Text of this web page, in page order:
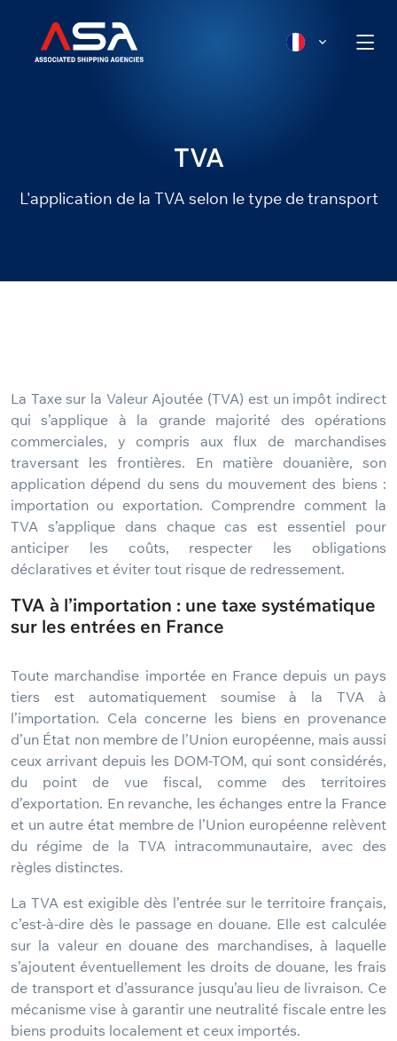
TVA
L'application de la TVA selon le type de transport
La Taxe sur la Valeur Ajoutée (TVA) est un impôt indirect
qui s’applique à la grande majorité des opérations
commerciales, y compris aux flux de marchandises
traversant les frontières. En matière douanière, son
application dépend du sens du mouvement des biens :
importation ou exportation. Comprendre comment la
TVA s’applique dans chaque cas est essentiel pour
anticiper les coûts, respecter les obligations
déclaratives et éviter tout risque de redressement.
TVA à l’importation : une taxe systématique
sur les entrées en France
Toute marchandise importée en France depuis un pays
tiers est automatiquement soumise à la TVA à
l’importation. Cela concerne les biens en provenance
d’un État non membre de l’Union européenne, mais aussi
ceux arrivant depuis les DOM-TOM, qui sont considérés,
du point de vue fiscal, comme des territoires
d’exportation. En revanche, les échanges entre la France
et un autre état membre de l’Union européenne relèvent
du régime de la TVA intracommunautaire, avec des
règles distinctes.
La TVA est exigible dès l’entrée sur le territoire français,
c’est-à-dire dès le passage en douane. Elle est calculée
sur la valeur en douane des marchandises, à laquelle
s’ajoutent éventuellement les droits de douane, les frais
de transport et d’assurance jusqu’au lieu de livraison. Ce
mécanisme vise à garantir une neutralité fiscale entre les
biens produits localement et ceux importés.